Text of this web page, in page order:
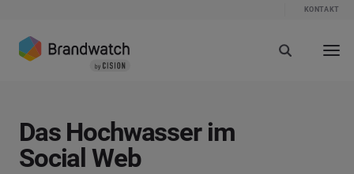
KONTAKT
Das Hochwasser im
Social Web